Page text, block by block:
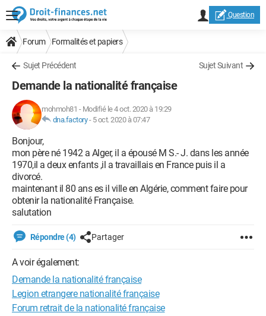
Question
Forum Formalités et papiers
Sujet Précédent Sujet Suivant
Demande la nationalité française
mohmoh81 - Modifié le 4 oct. 2020 à 19:29
dna.factory- 5 oct. 2020 à 07:47
Bonjour,
mon père né 1942 a Alger, il a épousé M S.- J. dans les année
1970,il a deux enfants ,il a travaillais en France puis il a
divorcé.
maintenant il 80 ans es il ville en Algérie, comment faire pour
obtenir la nationalité Française.
salutation
Répondre (4) Partager
A voir également:
Demande la nationalité française
Legion etrangere nationalité française
Forum retrait de la nationalité française